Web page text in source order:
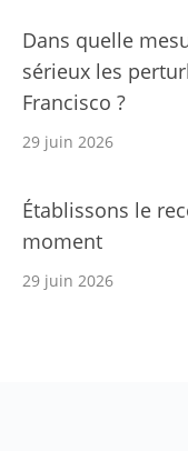
Dans quelle
sérieux les
Francisco ?
29 juin 2026
Établissons le
moment
29 juin 2026